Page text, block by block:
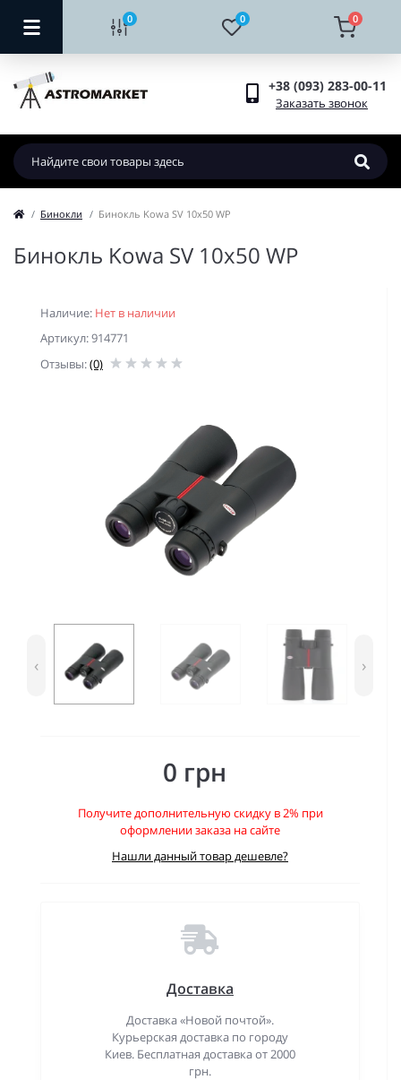
0 0 0
+38 (093) 283-00-11
Заказать звонок
Бинокли Бинокль Kowa SV 10x50 WP
Бинокль Kowa SV 10x50 WP
Наличие: Нет в наличии
Артикул: 914771
Отзывы:(0)
‹ ›
0 грн
Получите дополнительную скидку в 2% при
оформлении заказа на сайте
Нашли данный товар дешевле?
Доставка
Доставка «Новой почтой».
Курьерская доставка по городу
Киев. Бесплатная доставка от 2000
грн.